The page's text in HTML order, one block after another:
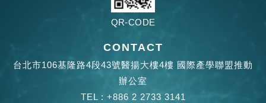
QR-CODE
CONTACT
台北市106基隆路4段43號醫揚大樓4樓 國際產學聯盟推動
辦公室
TEL : +886 2 2733 3141